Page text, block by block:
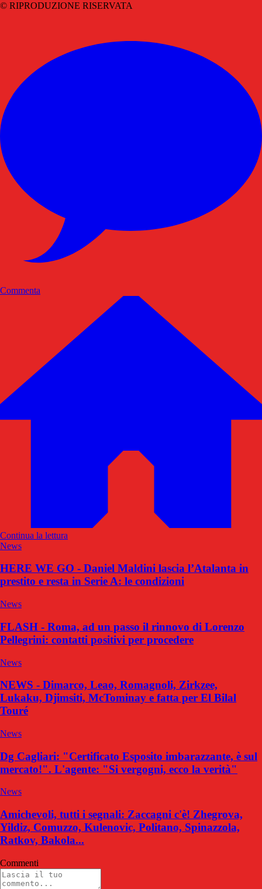
© RIPRODUZIONE RISERVATA
Commenta
Continua la lettura
News
HERE WE GO - Daniel Maldini lascia l’Atalanta in
prestito e resta in Serie A: le condizioni
News
FLASH - Roma, ad un passo il rinnovo di Lorenzo
Pellegrini: contatti positivi per procedere
News
NEWS - Dimarco, Leao, Romagnoli, Zirkzee,
Lukaku, Djimsiti, McTominay e fatta per El Bilal
Touré
News
Dg Cagliari: "Certificato Esposito imbarazzante, è sul
mercato!". L'agente: "Si vergogni, ecco la verità"
News
Amichevoli, tutti i segnali: Zaccagni c'è! Zhegrova,
Yildiz, Comuzzo, Kulenovic, Politano, Spinazzola,
Ratkov, Bakola...
Commenti